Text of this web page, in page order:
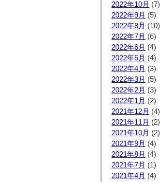
2022年10月 (7)
2022年9月 (5)
2022年8月 (10)
2022年7月 (6)
2022年6月 (4)
2022年5月 (4)
2022年4月 (3)
2022年3月 (5)
2022年2月 (3)
2022年1月 (2)
2021年12月 (4)
2021年11月 (2)
2021年10月 (2)
2021年9月 (4)
2021年8月 (4)
2021年7月 (1)
2021年4月 (4)